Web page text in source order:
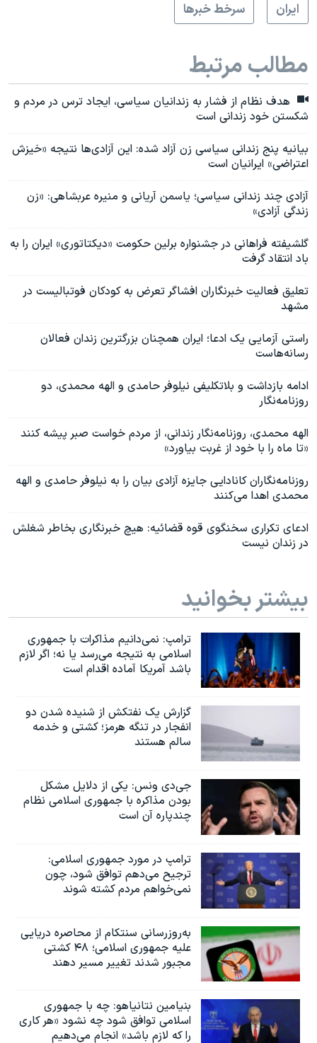
ايران
سرخط خبرها
مطالب مرتبط
هدف نظام از فشار به زندانیان سیاسی، ایجاد ترس در مردم و
شکستن خود زندانی است
بیانیه پنج زندانی سیاسی زن آزاد شده: این آزادی‌ها نتیجه «خیزش
اعتراضی» ایرانیان است
آزادی چند زندانی سیاسی؛ یاسمن آریانی و منیره عربشاهی: «زن
زندگی آزادی»
گلشیفته فراهانی در جشنواره برلین حکومت «دیکتاتوری» ایران را به
باد انتقاد گرفت
تعلیق فعالیت خبرنگاران افشاگر تعرض به کودکان فوتبالیست در
مشهد
راستی آزمایی یک ادعا؛ ایران همچنان بزرگترین زندان فعالان
رسانه‌هاست
ادامه بازداشت و بلاتکلیفی نیلوفر حامدی و الهه محمدی، دو
روزنامه‌نگار
الهه محمدی، روزنامه‌نگار زندانی، از مردم خواست صبر پیشه کنند
«تا ماه را با خود از غربت بیاورد»
روزنامه‌نگاران کانادایی جایزه آزادی بیان را به نیلوفر حامدی و الهه
محمدی اهدا می‌کنند
ادعای تکراری سخنگوی قوه قضائیه: هیچ خبرنگاری بخاطر شغلش
در زندان نیست
بیشتر بخوانید
ترامپ: نمی‌دانیم مذاکرات با جمهوری
اسلامی به نتیجه می‌رسد یا نه؛ اگر لازم
باشد آمریکا آماده اقدام است
گزارش یک نفتکش از شنیده شدن دو
انفجار در تنگه هرمز؛ کشتی و خدمه
سالم هستند
جی‌دی ونس: یکی از دلایل مشکل
بودن مذاکره با جمهوری اسلامی نظام
چندپاره آن است
ترامپ در مورد جمهوری اسلامی:
ترجیح می‌دهم توافق شود، چون
نمی‌خواهم مردم کشته شوند
به‌روزرسانی سنتکام از محاصره دریایی
علیه جمهوری اسلامی؛ ۴۸ کشتی
مجبور شدند تغییر مسیر دهند
بنیامین نتانیاهو: چه با جمهوری
اسلامی توافق شود چه نشود «هر کاری
را که لازم باشد» انجام می‌دهیم